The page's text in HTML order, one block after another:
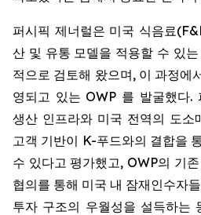
퍼시픽 제너럴은 미국 식음료
산 및 유통 모델을 적용할 수 있
적으로 검토해 왔으며, 이 과정에
영되고 있는 OWP 를 발굴했다.
생산 인프라와 미국 전역의 도
고객 기반이 K-푸드와의 결합을
수 있다고 평가했고, OWP의 기
협의를 통해 미국 내 잠재인수자
투자 구조의 우월성을 설득하는